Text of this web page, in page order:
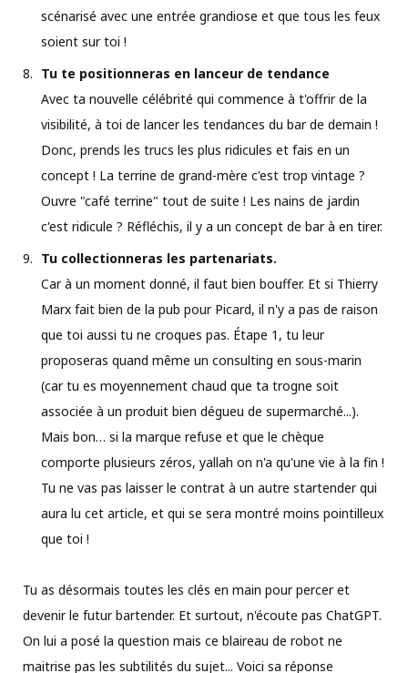
scénarisé avec une entrée grandiose et que tous les feux
soient sur toi !
Tu te positionneras en lanceur de tendance
Avec ta nouvelle célébrité qui commence à t'offrir de la
visibilité, à toi de lancer les tendances du bar de demain !
Donc, prends les trucs les plus ridicules et fais en un
concept ! La terrine de grand-mère c'est trop vintage ?
Ouvre "café terrine" tout de suite ! Les nains de jardin
c'est ridicule ? Réfléchis, il y a un concept de bar à en tirer.
Tu collectionneras les partenariats.
Car à un moment donné, il faut bien bouffer. Et si Thierry
Marx fait bien de la pub pour Picard, il n'y a pas de raison
que toi aussi tu ne croques pas. Étape 1, tu leur
proposeras quand même un consulting en sous-marin
(car tu es moyennement chaud que ta trogne soit
associée à un produit bien dégueu de supermarché...).
Mais bon… si la marque refuse et que le chèque
comporte plusieurs zéros, yallah on n'a qu'une vie à la fin !
Tu ne vas pas laisser le contrat à un autre startender qui
aura lu cet article, et qui se sera montré moins pointilleux
que toi !
Tu as désormais toutes les clés en main pour percer et
devenir le futur bartender. Et surtout, n'écoute pas ChatGPT.
On lui a posé la question mais ce blaireau de robot ne
maitrise pas les subtilités du sujet... Voici sa réponse